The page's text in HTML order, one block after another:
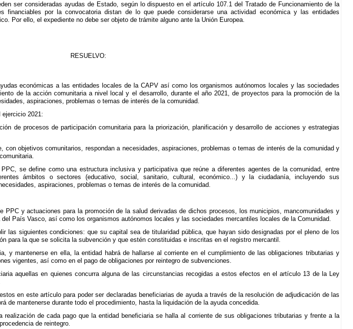
ser consideradas ayudas de Estado, según lo dispuesto en el artículo 107.1 del Tratado de Funcionamiento de la
financiables por la convocatoria distan de lo que puede considerarse una actividad económica y las entidades
Por ello, el expediente no debe ser objeto de trámite alguno ante la Unión Europea.
RESUELVO:
económicas a las entidades locales de la CAPV así como los organismos autónomos locales y las sociedades
de la acción comunitaria a nivel local y el desarrollo, durante el año 2021, de proyectos para la promoción de la
aspiraciones, problemas o temas de interés de la comunidad.
2021:
de procesos de participación comunitaria para la priorización, planificación y desarrollo de acciones y estrategias
con objetivos comunitarios, respondan a necesidades, aspiraciones, problemas o temas de interés de la comunidad y
se define como una estructura inclusiva y participativa que reúne a diferentes agentes de la comunidad, entre
ámbitos o sectores (educativo, social, sanitario, cultural, económico...) y la ciudadanía, incluyendo sus
aspiraciones, problemas o temas de interés de la comunidad.
PPC y actuaciones para la promoción de la salud derivadas de dichos procesos, los municipios, mancomunidades y
País Vasco, así como los organismos autónomos locales y las sociedades mercantiles locales de la Comunidad.
las siguientes condiciones: que su capital sea de titularidad pública, que hayan sido designadas por el pleno de los
para la que se solicita la subvención y que estén constituidas e inscritas en el registro mercantil.
y mantenerse en ella, la entidad habrá de hallarse al corriente en el cumplimiento de las obligaciones tributarias y
vigentes, así como en el pago de obligaciones por reintegro de subvenciones.
aquellas en quienes concurra alguna de las circunstancias recogidas a estos efectos en el artículo 13 de la Ley
en este artículo para poder ser declaradas beneficiarias de ayuda a través de la resolución de adjudicación de las
de mantenerse durante todo el procedimiento, hasta la liquidación de la ayuda concedida.
de cada pago que la entidad beneficiaria se halla al corriente de sus obligaciones tributarias y frente a la
de reintegro.